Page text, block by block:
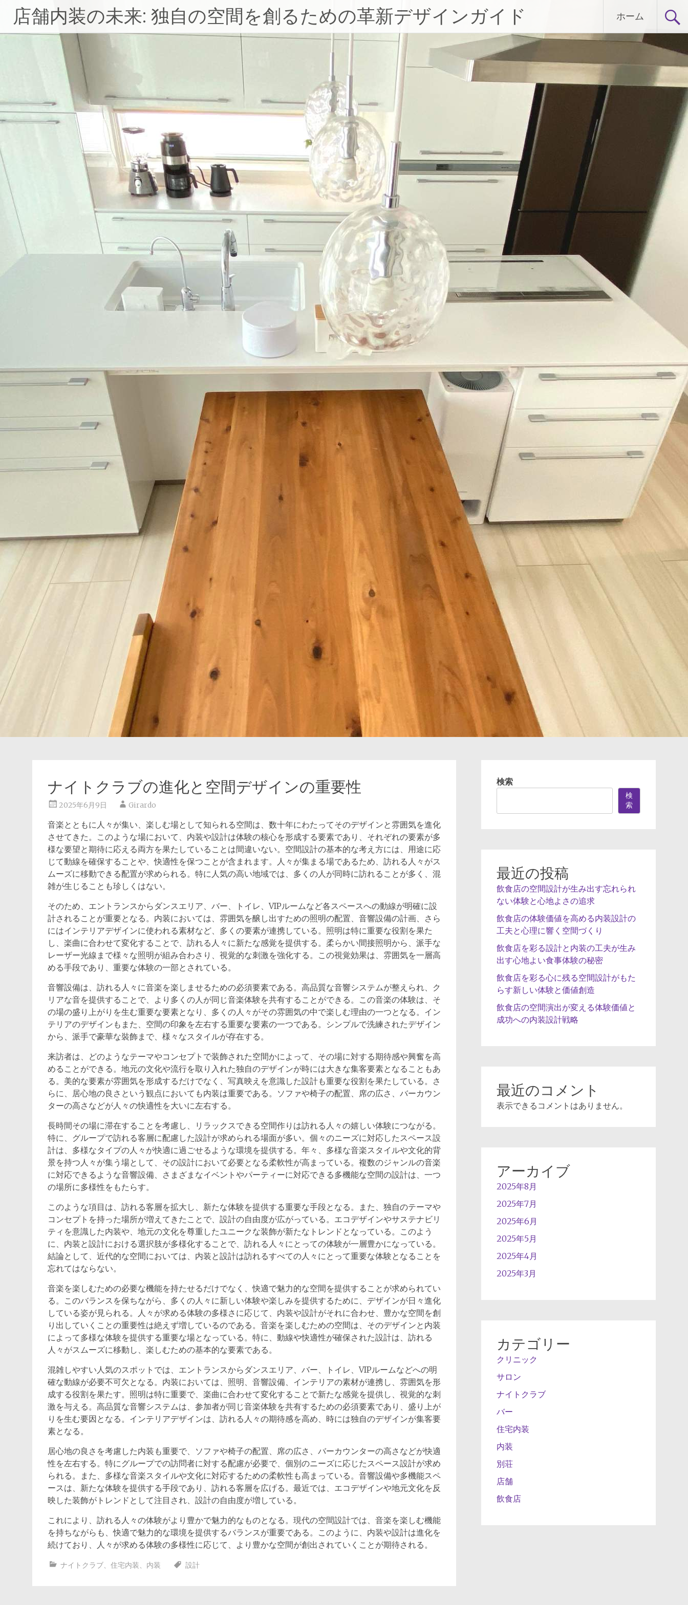
テ
ッ
プ
店舗内装の未来: 独自の空間を創るための革新デザインガイド ホーム
ナイトクラブの進化と空間デザインの重要性
2025年6月9日 Girardo
音楽とともに人々が集い、楽しむ場として知られる空間は、数十年にわたってそのデザインと雰囲気を進化
させてきた。 このような場において、内装や設計は体験の核心を形成する要素であり、それぞれの要素が多
様な要望と期待に応える両方を果たしていることは間違いない。空間設計の基本的な考え方には、用途に応
じて動線を確保することや、快適性を保つことが含まれます。人々が集まる場であるため、訪れる人々がス
ムーズに移動できる配置が求められる。特に人気の高い地域では、多くの人が同時に訪れることが多く、混
雑が生じることも珍しくはない。
そのため、エントランスからダンスエリア、バー、トイレ、VIPルームなど各スペースへの動線が明確に設
計されることが重要となる。内装においては、雰囲気を醸し出すための照明の配置、音響設備の計画、さら
にはインテリアデザインに使われる素材など、多くの要素が連携している。照明は特に重要な役割を果た
し、楽曲に合わせて変化することで、訪れる人々に新たな感覚を提供する。柔らかい間接照明から、派手な
レーザー光線まで様々な照明が組み合わさり、視覚的な刺激を強化する。この視覚効果は、雰囲気を一層高
める手段であり、重要な体験の一部とされている。
音響設備は、訪れる人々に音楽を楽しませるための必須要素である。高品質な音響システムが整えられ、ク
リアな音を提供することで、より多くの人が同じ音楽体験を共有することができる。この音楽の体験は、そ
の場の盛り上がりを生む重要な要素となり、多くの人々がその雰囲気の中で楽しむ理由の一つとなる。イン
テリアのデザインもまた、空間の印象を左右する重要な要素の一つである。シンプルで洗練されたデザイン
から、派手で豪華な裝飾まで、様々なスタイルが存在する。
来訪者は、どのようなテーマやコンセプトで装飾された空間かによって、その場に対する期待感や興奮を高
めることができる。地元の文化や流行を取り入れた独自のデザインが時には大きな集客要素となることもあ
る。美的な要素が雰囲気を形成するだけでなく、写真映えを意識した設計も重要な役割を果たしている。さ
らに、居心地の良さという観点においても内装は重要である。ソファや椅子の配置、席の広さ、バーカウン
ターの高さなどが人々の快適性を大いに左右する。
長時間その場に滞在することを考慮し、リラックスできる空間作りは訪れる人々の嬉しい体験につながる。
特に、グループで訪れる客層に配慮した設計が求められる場面が多い。個々のニーズに対応したスペース設
計は、多様なタイプの人々が快適に過ごせるような環境を提供する。年々、多様な音楽スタイルや文化的背
景を持つ人々が集う場として、その設計において必要となる柔軟性が高まっている。複数のジャンルの音楽
に対応できるような音響設備、さまざまなイベントやパーティーに対応できる多機能な空間の設計は、一つ
の場所に多様性をもたらす。
このような項目は、訪れる客層を拡大し、新たな体験を提供する重要な手段となる。また、独自のテーマや
コンセプトを持った場所が増えてきたことで、設計の自由度が広がっている。エコデザインやサステナビリ
ティを意識した内装や、地元の文化を尊重したユニークな装飾が新たなトレンドとなっている。このよう
に、内装と設計における選択肢が多様化することで、訪れる人々にとっての体験が一層豊かになっている。
結論として、近代的な空間においては、内装と設計は訪れるすべての人々にとって重要な体験となることを
忘れてはならない。
音楽を楽しむための必要な機能を持たせるだけでなく、快適で魅力的な空間を提供することが求められてい
る。このバランスを保ちながら、多くの人々に新しい体験や楽しみを提供するために、デザインが日々進化
している姿が見られる。人々が求める体験の多様さに応じて、内装や設計がそれに合わせ、豊かな空間を創
り出していくことの重要性は絶えず増しているのである。音楽を楽しむための空間は、そのデザインと内装
によって多様な体験を提供する重要な場となっている。特に、動線や快適性が確保された設計は、訪れる
人々がスムーズに移動し、楽しむための基本的な要素である。
混雑しやすい人気のスポットでは、エントランスからダンスエリア、バー、トイレ、VIPルームなどへの明
確な動線が必要不可欠となる。内装においては、照明、音響設備、インテリアの素材が連携し、雰囲気を形
成する役割を果たす。照明は特に重要で、楽曲に合わせて変化することで新たな感覚を提供し、視覚的な刺
激を与える。高品質な音響システムは、参加者が同じ音楽体験を共有するための必須要素であり、盛り上が
りを生む要因となる。インテリアデザインは、訪れる人々の期待感を高め、時には独自のデザインが集客要
素となる。
居心地の良さを考慮した内装も重要で、ソファや椅子の配置、席の広さ、バーカウンターの高さなどが快適
性を左右する。特にグループでの訪問者に対する配慮が必要で、個別のニーズに応じたスペース設計が求め
られる。また、多様な音楽スタイルや文化に対応するための柔軟性も高まっている。音響設備や多機能スペ
ースは、新たな体験を提供する手段であり、訪れる客層を広げる。最近では、エコデザインや地元文化を反
映した装飾がトレンドとして注目され、設計の自由度が増している。
これにより、訪れる人々の体験がより豊かで魅力的なものとなる。現代の空間設計では、音楽を楽しむ機能
を持ちながらも、快適で魅力的な環境を提供するバランスが重要である。このように、内装や設計は進化を
続けており、人々が求める体験の多様性に応じて、より豊かな空間が創出されていくことが期待される。
ナイトクラブ、 住宅内装、 内装 設計
検索
検
索
最近の投稿
飲食店の空間設計が生み出す忘れられ
ない体験と心地よさの追求
飲食店の体験価値を高める内装設計の
工夫と心理に響く空間づくり
飲食店を彩る設計と内装の工夫が生み
出す心地よい食事体験の秘密
飲食店を彩る心に残る空間設計がもた
らす新しい体験と価値創造
飲食店の空間演出が変える体験価値と
成功への内装設計戦略
最近のコメント
表示できるコメントはありません。
アーカイブ
2025年8月
2025年7月
2025年6月
2025年5月
2025年4月
2025年3月
カテゴリー
クリニック
サロン
ナイトクラブ
バー
住宅内装
内装
別荘
店舗
飲食店